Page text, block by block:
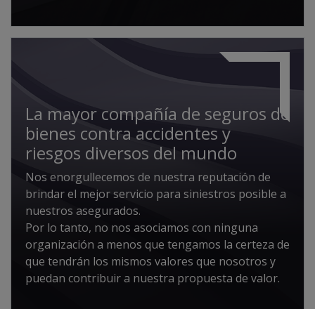
La mayor compañía de seguros de
bienes contra accidentes y
riesgos diversos del mundo
Nos enorgullecemos de nuestra reputación de
brindar el mejor servicio para siniestros posible a
nuestros asegurados.
Por lo tanto, no nos asociamos con ninguna
organización a menos que tengamos la certeza de
que tendrán los mismos valores que nosotros y
puedan contribuir a nuestra propuesta de valor.